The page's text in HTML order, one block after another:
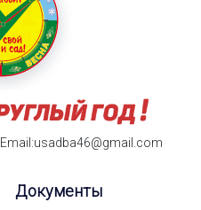
Email:usadba46@gmail.com
Документы